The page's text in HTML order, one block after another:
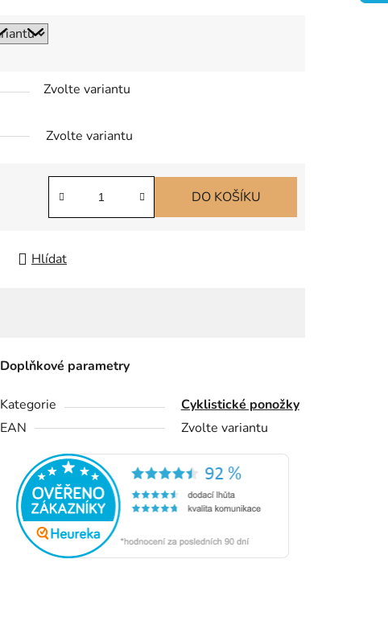
Zvolte variantu
Zvolte variantu
DO KOŠÍKU
Hlídat
Doplňkové parametry
Kategorie
Cyklistické ponožky
EAN
Zvolte variantu